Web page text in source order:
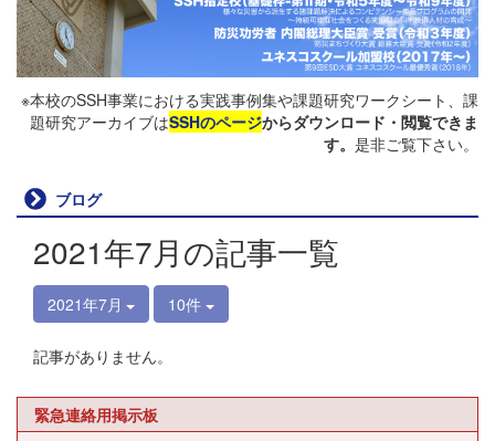
※本校のSSH事業における実践事例集や課題研究ワークシート、課
題研究アーカイブはSSHのページからダウンロード・閲覧できま
す。 是非ご覧下さい。
ブログ
2021年7月の記事一覧
2021年7月 10件
記事がありません。
緊急連絡用掲示板